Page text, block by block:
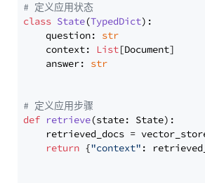
# 定义应用状态
class State(TypedDict):
    question:
str
    context:
List[Document]
    answer:
str
# 定义应用步骤
def retrieve(state: State):
retrieved_docs =
return {"context" :